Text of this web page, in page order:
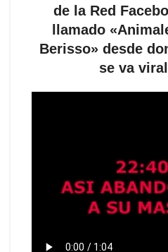
de la Red
llamado
Berisso» desde
se va